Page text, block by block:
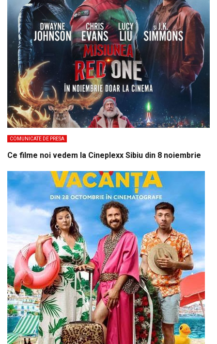
COMUNICATE DE PRESA
Ce filme noi vedem la Cineplexx Sibiu din 8 noiembrie